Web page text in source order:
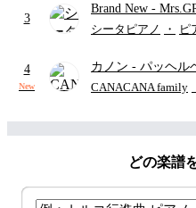
3
Brand New -
APPLE
シータピアノ ・ ピ
4
New
カノン - パッヘル
CANACANA family
どの楽譜